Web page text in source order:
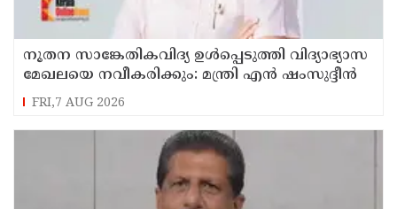
നൂതന സാങ്കേതികവിദ്യ ഉള്‍പ്പെടുത്തി വിദ്യാഭ്യാസ
മേഖലയെ നവീകരിക്കും: മന്ത്രി എന്‍ ഷംസുദ്ദീന്‍
FRI,7 AUG 2026